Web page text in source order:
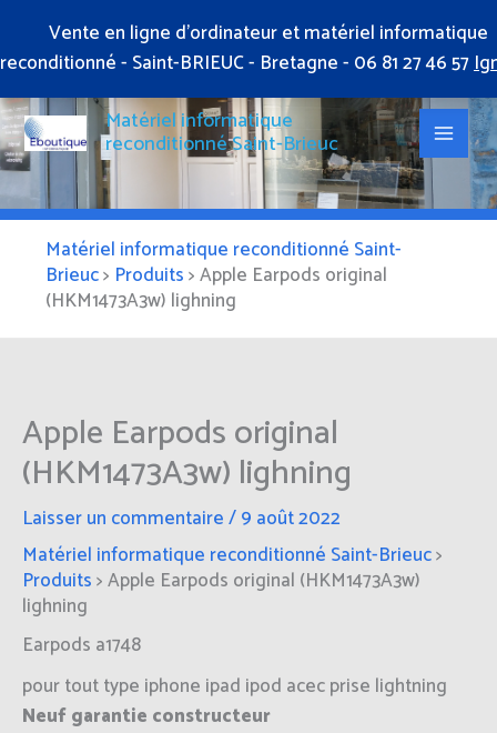
Vente en ligne d'ordinateur et matériel informatique
reconditionné - Saint-BRIEUC - Bretagne - 06 81 27 46 57
contenu
Matériel informatique
reconditionné Saint-Brieuc
Matériel informatique reconditionné Saint-
Brieuc> Produits>Apple Earpods original
(HKM1473A3w) lighning
Apple Earpods original
(HKM1473A3w) lighning
Laisser un commentaire/9 août 2022
Matériel informatique reconditionné Saint-Brieuc>
Produits>Apple Earpods original (HKM1473A3w)
lighning
Earpods a1748
pour tout type iphone ipad ipod acec prise lightning
Neuf garantie constructeur